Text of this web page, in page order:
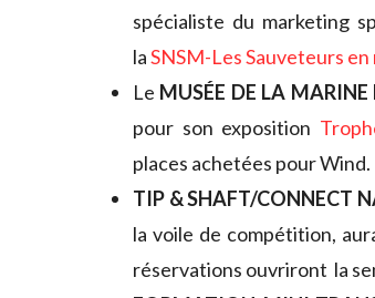
spécialiste du marketing
laSNSM-Les Sauveteurs en
Le MUSÉE DE LA MARINE
pour son exposition
places achetées pour
TIP & SHAFT/CONNECT
la voile de compétition,
réservations ouvriront la